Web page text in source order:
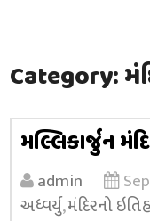
Category:
મલ્લિકાર્જુન
admin
અધ્વર્યુ,મંદિરનો